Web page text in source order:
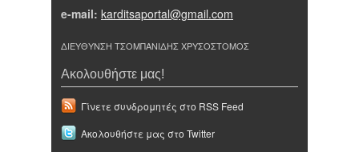
e-mail: karditsaportal@gmail.com
ΔΙΕΥΘΥΝΣΗ ΤΣΟΜΠΑΝΙΔΗΣ ΧΡΥΣΟΣΤΟΜΟΣ
Ακολουθήστε μας!
Γίνετε συνδρομητές στο RSS Feed
Ακολουθήστε μας στο Twitter